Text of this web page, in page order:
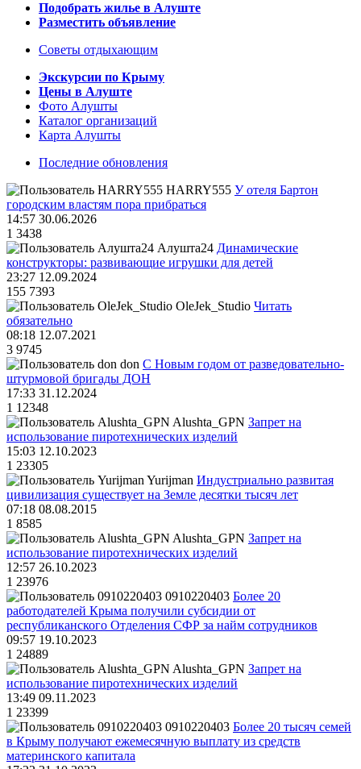
Подобрать жилье в Алуште
Разместить объявление
Советы отдыхающим
Экскурсии по Крыму
Цены в Алуште
Фото Алушты
Каталог организаций
Карта Алушты
Последние обновления
HARRY555 У отеля Бартон
городским властям пора прибраться
14:57 30.06.2026
1 3438
Алушта24 Динамические
конструкторы: развивающие игрушки для детей
23:27 12.09.2024
155 7393
OleJek_Studio Читать
обязательно
08:18 12.07.2021
3 9745
don С Новым годом от разведовательно-
штурмовой бригады ДОН
17:33 31.12.2024
1 12348
Alushta_GPN Запрет на
использование пиротехнических изделий
15:03 12.10.2023
1 23305
Yurijman Индустриально развитая
цивилизация существует на Земле десятки тысяч лет
07:18 08.08.2015
1 8585
Alushta_GPN Запрет на
использование пиротехнических изделий
12:57 26.10.2023
1 23976
0910220403 Более 20
работодателей Крыма получили субсидии от
республиканского Отделения СФР за найм сотрудников
09:57 19.10.2023
1 24889
Alushta_GPN Запрет на
использование пиротехнических изделий
13:49 09.11.2023
1 23399
0910220403 Более 20 тысяч семей
в Крыму получают ежемесячную выплату из средств
материнского капитала